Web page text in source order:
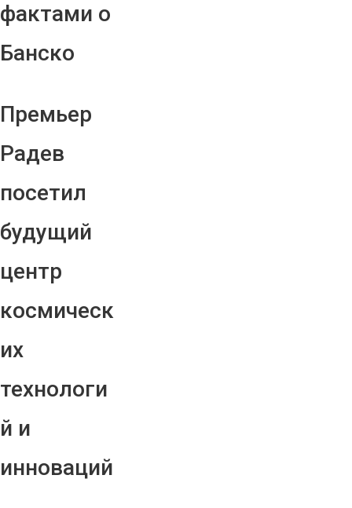
фактами о
Банско
Премьер
Радев
посетил
будущий
центр
космическ
их
технологи
й и
инноваций